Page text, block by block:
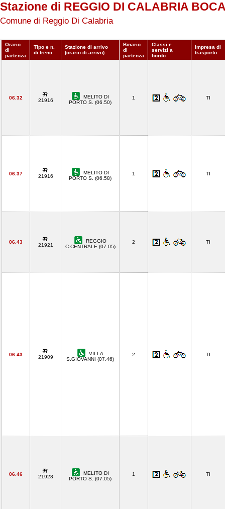
Stazione di REGGIO DI CALABRIA
Comune di Reggio Di Calabria
Orario
di
partenza
Tipo e n.
di treno
Stazione di arrivo
(orario di arrivo)
Binario
di
partenza
Classi e
servizi a
bordo
Impresa di
trasporto
06.32 21916
MELITO DI
PORTO S. (06.50)
1 TI
06.37 21916
MELITO DI
PORTO S. (06.58)
1 TI
06.43
21921
REGGIO
C.CENTRALE (07.05)
2 TI
06.43 21909
VILLA
S.GIOVANNI (07.46)
2 TI
06.46 21928
MELITO DI
PORTO S. (07.05)
1 TI